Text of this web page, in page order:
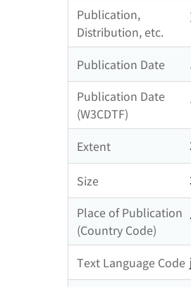
Publication,
Distribution, etc.
Publication Date
Publication Date
(W3CDTF)
Extent
Size
Place of Publication
(Country Code)
Text Language Code